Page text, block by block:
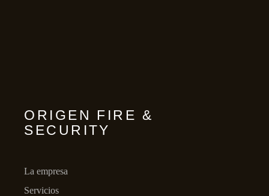
ORIGEN FIRE &
SECURITY
La empresa
Servicios